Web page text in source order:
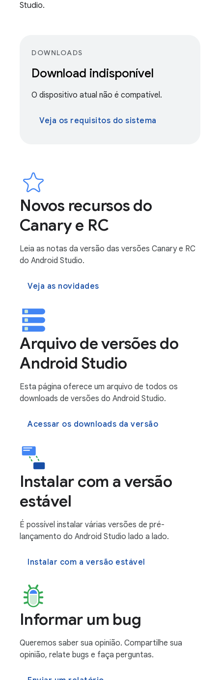
Studio.
DOWNLOADS
Download indisponível
O dispositivo atual não é compatível.
Veja os requisitos do sistema
Novos recursos do
Canary e RC
Leia as notas da versão das versões Canary e RC
do Android Studio.
Veja as novidades
Arquivo de versões do
Android Studio
Esta página oferece um arquivo de todos os
downloads de versões do Android Studio.
Acessar os downloads da versão
Instalar com a versão
estável
É possível instalar várias versões de pré-
lançamento do Android Studio lado a lado.
Instalar com a versão estável
Informar um bug
Queremos saber sua opinião. Compartilhe sua
opinião, relate bugs e faça perguntas.